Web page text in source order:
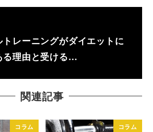
レーニングがダイエットに
る理由と受ける…
関連記事
コラム コラム